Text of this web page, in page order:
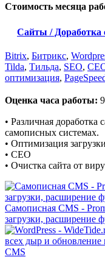
Стоимость месяца
Сайты / Доработка
Bitrix, Битрикс,
Tilda, Тильда, SEO,
оптимизация,
Оценка часа работы:
• Различная доработка
самописных системах.
• Оптимизация
• СЕО
• Очистка сайта от
Самописная CMS -
загрузки, расширение